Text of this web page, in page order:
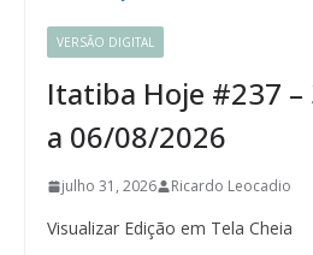
VERSÃO DIGITAL
Itatiba Hoje #237 –
a 06/08/2026
julho 31, 2026 Ricardo Leocadio
Visualizar Edição em Tela Cheia